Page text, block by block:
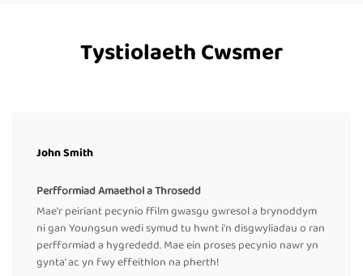
Tystiolaeth Cwsmer
John Smith
Perfformiad Amaethol a Throsedd
Mae'r peiriant pecynio ffilm gwasgu gwresol a brynoddym
ni gan Youngsun wedi symud tu hwnt i'n disgwyliadau o ran
perfformiad a hygrededd. Mae ein proses pecynio nawr yn
gynta' ac yn fwy effeithlon na pherth!